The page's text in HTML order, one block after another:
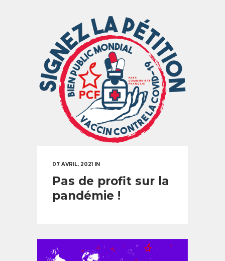
07 AVRIL, 2021 IN
Pas de profit sur la
pandémie !